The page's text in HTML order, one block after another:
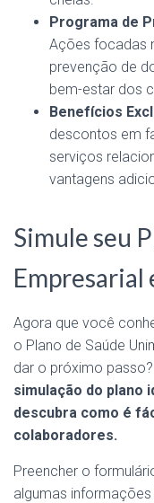
Programa de
Ações focadas
prevenção de
bem-estar dos
Benefícios
descontos em
serviços
vantagens
Simule seu
Empresarial
Agora que você
o Plano de Saúde
dar o próximo passo?
simulação do plano
descubra como é
colaboradores.
Preencher o
algumas